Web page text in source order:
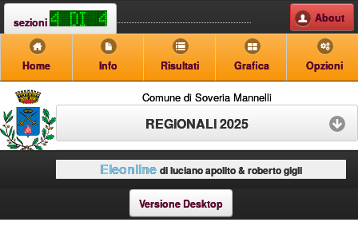
sezioni About
Home Info Risultati Grafica Opzioni
Comune di Soveria Mannelli
REGIONALI 2025
Eleonline di luciano apolito & roberto gigli
Versione Desktop